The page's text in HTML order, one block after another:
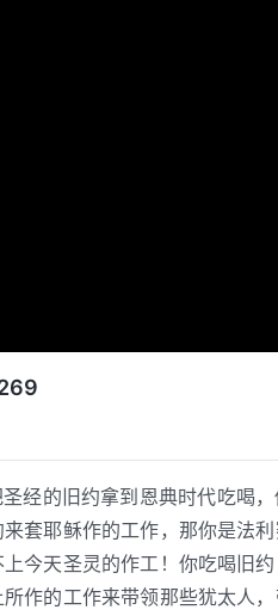
经的旧约拿到恩典时代吃喝
套耶稣作的工作，那你是法
今天圣灵的作工！你吃喝旧
作的工作来带领那些犹太人